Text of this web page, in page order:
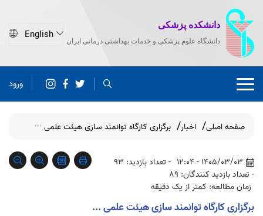
دانشکده پزشکی
دانشگاه علوم پزشکی و خدمات بهداشتی درمانی ایران
ورود
صفحه اصلی اخبار برگزاری کارگاه توانمند سازی هیئت علمی ···
1405/03/03 - 12:04
- تعداد بازدید: 93
- تعداد بازدید کنندگان: 89
زمان مطالعه: کمتر از یک دقیقه
برگزاری کارگاه توانمند سازی هیئت علمی ...